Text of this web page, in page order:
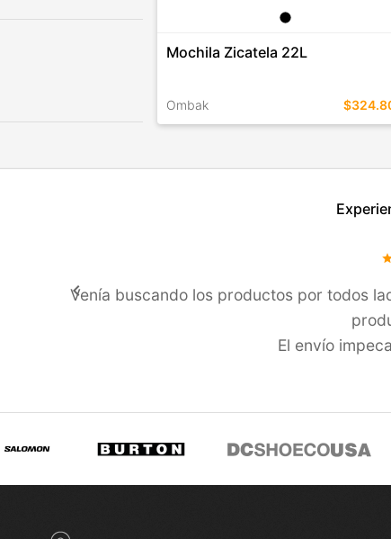
Mochila Zicatela 22L
Ombak
Venía buscando los productos por todos
El enví­o
keyboard_arrow_left